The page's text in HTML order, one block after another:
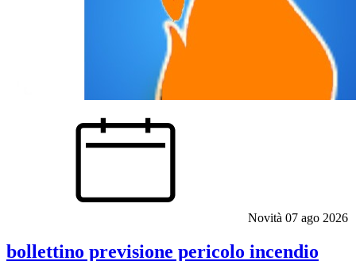
Novità 07 ago 2026
bollettino previsione pericolo incendio